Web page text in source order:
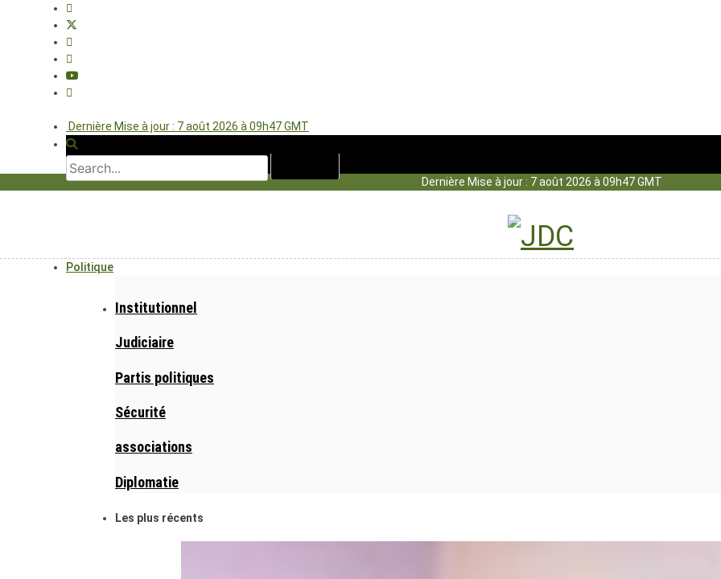
Dernière Mise à jour : 7 août 2026 à 09h47 GMT
Dernière Mise à jour : 7 août 2026 à 09h47 GMT
Politique
Institutionnel
Judiciaire
Partis politiques
Sécurité
associations
Diplomatie
Les plus récents